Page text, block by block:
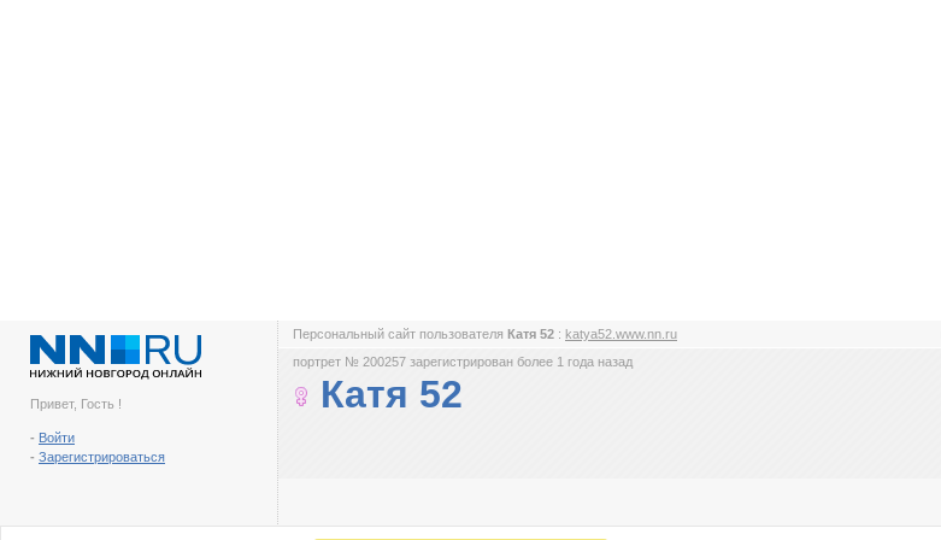
Привет, Гость !
- Войти
- Зарегистрироваться
Персональный сайт пользователя Катя 52 : katya52.www.nn.ru
портрет № 200257 зарегистрирован более 1 года назад
Катя 52